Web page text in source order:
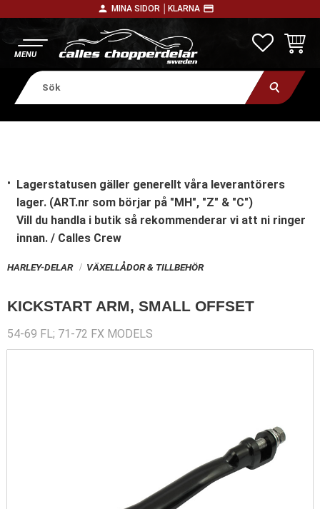
person MINA SIDOR │ KLARNA payment
Lagerstatusen gäller generellt våra leverantörers
lager. (ART.nr som börjar på "MH", "Z" & "C")
Vill du handla i butik så rekommenderar vi att ni ringer
innan. / Calles Crew
HARLEY-DELAR VÄXELLÅDOR & TILLBEHÖR
KICKSTART ARM, SMALL OFFSET
54-69 FL; 71-72 FX MODELS